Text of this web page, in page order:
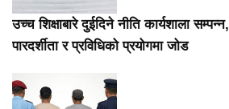
उच्च शिक्षाबारे दुईदिने नीति कार्यशाला सम्पन्न,
पारदर्शीता र प्रविधिको प्रयोगमा जोड